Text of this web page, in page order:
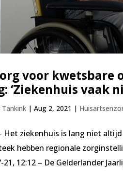
voor kwetsbare
‘Ziekenhuis vaak
Tankink |Aug 2, 2021 |
Het ziekenhuis is lang niet
hebben regionale
21, 12:12 – De Gelderlander